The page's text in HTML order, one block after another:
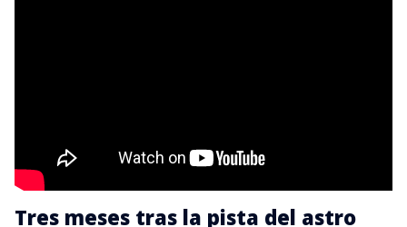
Tres meses tras la pista del astro